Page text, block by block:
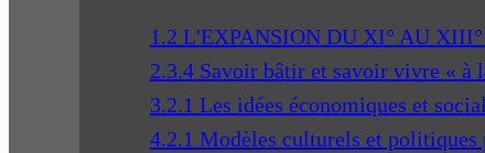
1.2 L'EXPANSION DU XI° AU
2.3.4 Savoir bâtir et savoir vivre « à
3.2.1 Les idées économiques et
4.2.1 Modèles culturels et politiques